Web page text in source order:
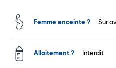
Femme enceinte ? Sur
Allaitement ? Interdit